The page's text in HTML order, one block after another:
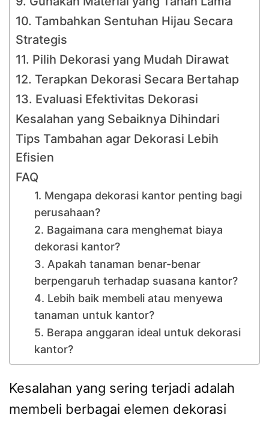
10. Tambahkan Sentuhan Hijau Secara
Strategis
11. Pilih Dekorasi yang Mudah Dirawat
12. Terapkan Dekorasi Secara Bertahap
13. Evaluasi Efektivitas Dekorasi
Kesalahan yang Sebaiknya Dihindari
Tips Tambahan agar Dekorasi Lebih
Efisien
FAQ
1. Mengapa dekorasi kantor penting bagi
perusahaan?
2. Bagaimana cara menghemat biaya
dekorasi kantor?
3. Apakah tanaman benar-benar
berpengaruh terhadap suasana kantor?
4. Lebih baik membeli atau menyewa
tanaman untuk kantor?
5. Berapa anggaran ideal untuk dekorasi
kantor?
Kesalahan yang sering terjadi adalah
membeli berbagai elemen dekorasi